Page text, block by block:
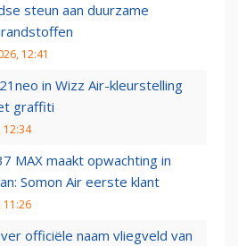
steun aan duurzame
12:41
in Wizz Air-kleurstelling
graffiti
12:34
MAX maakt opwachting in
Somon Air eerste klant
11:26
officiële naam vliegveld van